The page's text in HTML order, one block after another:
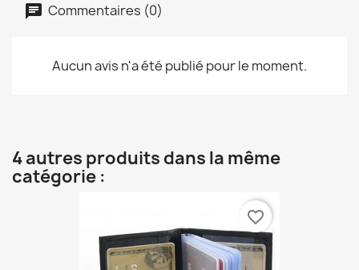
Commentaires (0)
Aucun avis n'a été publié pour le moment.
4 autres produits dans la même
catégorie :
favorite_border